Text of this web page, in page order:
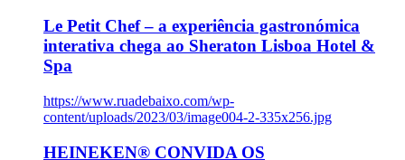
Le Petit Chef – a experiência gastronómica
interativa chega ao Sheraton Lisboa Hotel &
Spa
https://www.ruadebaixo.com/wp-
content/uploads/2023/03/image004-2-335x256.jpg
HEINEKEN® CONVIDA OS